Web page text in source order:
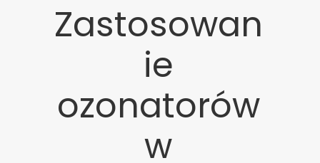
Zastosowan
ie
ozonatorów
w